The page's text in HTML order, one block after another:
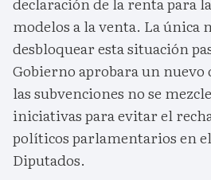
modelos a la venta. La única
desbloquear esta situación
Gobierno aprobara un nuevo
las subvenciones no se
iniciativas para evitar el
políticos parlamentarios en
Diputados.